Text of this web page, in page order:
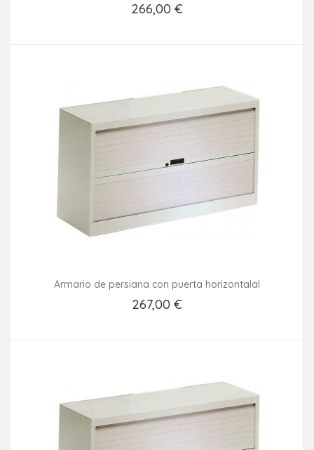
266,00 €
Armario de persiana con puerta horizontalal
267,00 €